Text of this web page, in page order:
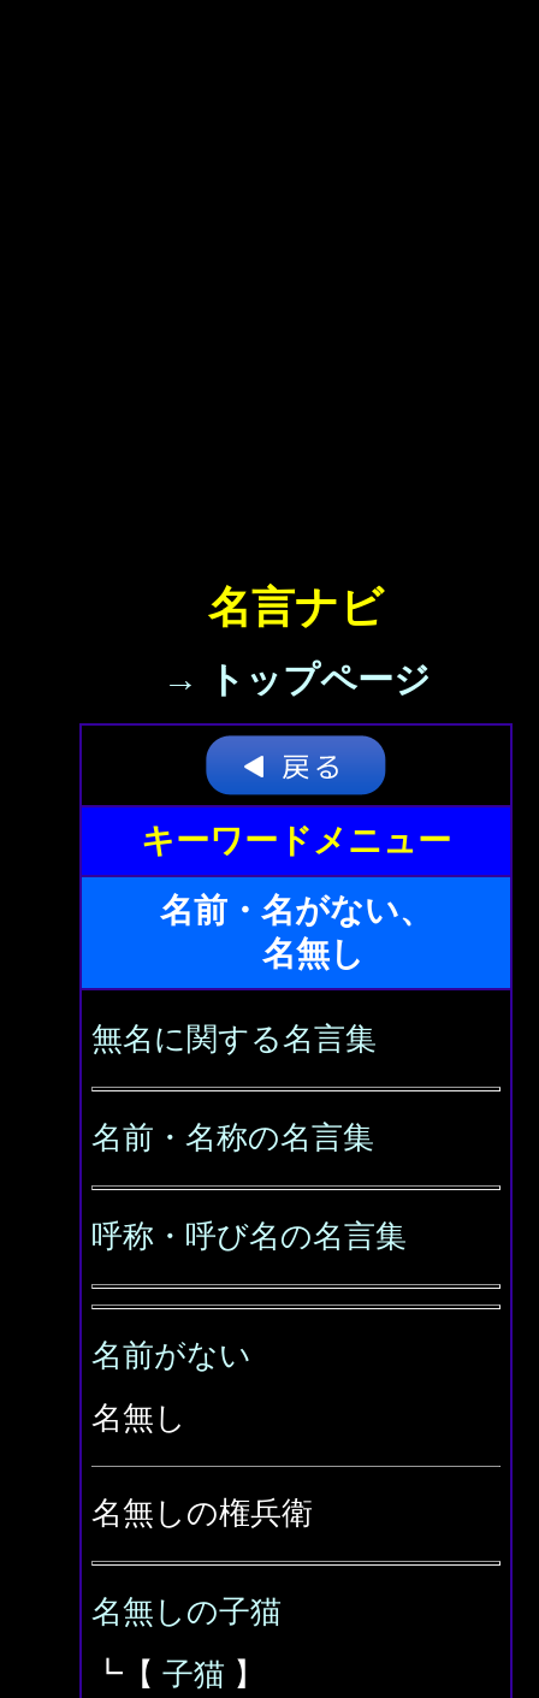
名言ナビ
→ トップページ
キーワードメニュー
名前・名がない、
名無し
無名に関する名言集
名前・名称の名言集
呼称・呼び名の名言集
名前がない
名無し
名無しの権兵衛
名無しの子猫
┗【 子猫 】